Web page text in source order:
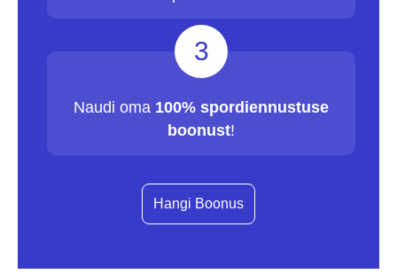
3
Naudi oma 100% spordiennustuse
boonust!
Hangi Boonus